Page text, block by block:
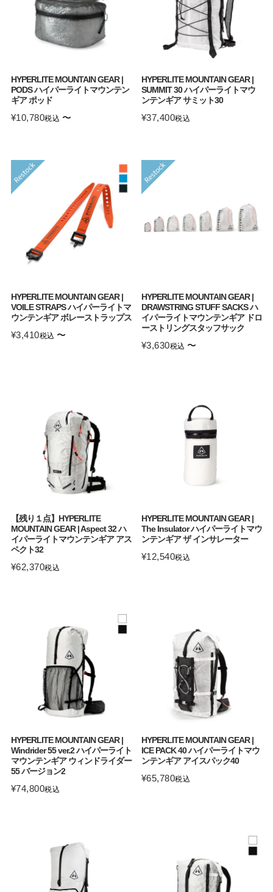
HYPERLITE MOUNTAIN GEAR |
PODS ハイパーライトマウンテン
ギア ポッド
¥10,780税込 〜
HYPERLITE MOUNTAIN GEAR |
SUMMIT 30 ハイパーライトマウ
ンテンギア サミット30
¥37,400税込
HYPERLITE MOUNTAIN GEAR |
VOILE STRAPS ハイパーライトマ
ウンテンギア ボレーストラップス
¥3,410税込 〜
HYPERLITE MOUNTAIN GEAR |
DRAWSTRING STUFF SACKS ハ
イパーライトマウンテンギア ドロ
ーストリングスタッフサック
¥3,630税込 〜
【残り１点】HYPERLITE
MOUNTAIN GEAR | Aspect 32 ハ
イパーライトマウンテンギア アス
ペクト32
¥62,370税込
HYPERLITE MOUNTAIN GEAR |
The Insulator ハイパーライトマウ
ンテンギア ザ インサレーター
¥12,540税込
HYPERLITE MOUNTAIN GEAR |
Windrider 55 ver.2 ハイパーライト
マウンテンギア ウィンドライダー
55 バージョン2
¥74,800税込
HYPERLITE MOUNTAIN GEAR |
ICE PACK 40 ハイパーライトマウ
ンテンギア アイスパック40
¥65,780税込